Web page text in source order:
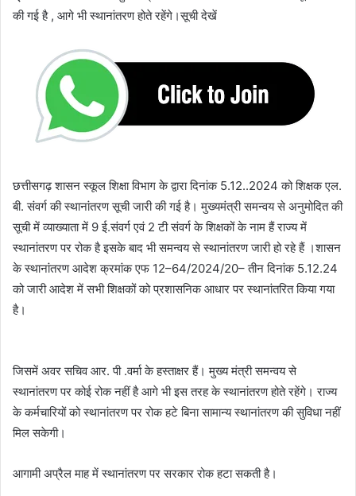
की गई है , आगे भी स्थानांतरण होते रहेंगे।सूची देखें
छत्तीसगढ़ शासन स्कूल शिक्षा विभाग के द्वारा दिनांक 5.12..2024 को शिक्षक एल.
बी. संवर्ग की स्थानांतरण सूची जारी की गई है। मुख्यमंत्री समन्वय से अनुमोदित की
सूची में व्याख्याता में 9 ई.संवर्ग एवं 2 टी संवर्ग के शिक्षकों के नाम हैं राज्य में
स्थानांतरण पर रोक है इसके बाद भी समन्वय से स्थानांतरण जारी हो रहे हैं ।शासन
के स्थानांतरण आदेश क्रमांक एफ 12–64/2024/20– तीन दिनांक 5.12.24
को जारी आदेश में सभी शिक्षकों को प्रशासनिक आधार पर स्थानांतरित किया गया
है।
जिसमें अवर सचिव आर. पी .वर्मा के हस्ताक्षर हैं। मुख्य मंत्री समन्वय से
स्थानांतरण पर कोई रोक नहीं है आगे भी इस तरह के स्थानांतरण होते रहेंगे। राज्य
के कर्मचारियों को स्थानांतरण पर रोक हटे बिना सामान्य स्थानांतरण की सुविधा नहीं
मिल सकेगी।
आगामी अप्रैल माह में स्थानांतरण पर सरकार रोक हटा सकती है।